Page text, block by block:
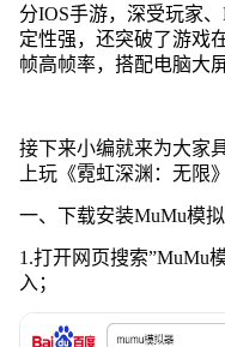
分IOS手游，深受玩家
定性强，还突破了游戏
帧高帧率，搭配电脑大
接下来小编就来为大家
上玩《霓虹深渊：无限》
一、下载安装MuMu模
1.打开网页搜索”MuMu
入；